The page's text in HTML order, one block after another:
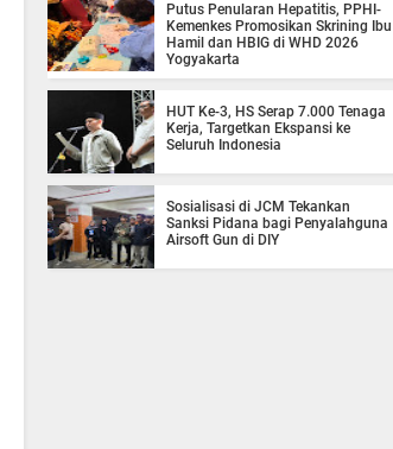
Putus Penularan Hepatitis, PPHI-
Kemenkes Promosikan Skrining Ibu
Hamil dan HBIG di WHD 2026
Yogyakarta
HUT Ke-3, HS Serap 7.000 Tenaga
Kerja, Targetkan Ekspansi ke
Seluruh Indonesia
Sosialisasi di JCM Tekankan
Sanksi Pidana bagi Penyalahguna
Airsoft Gun di DIY